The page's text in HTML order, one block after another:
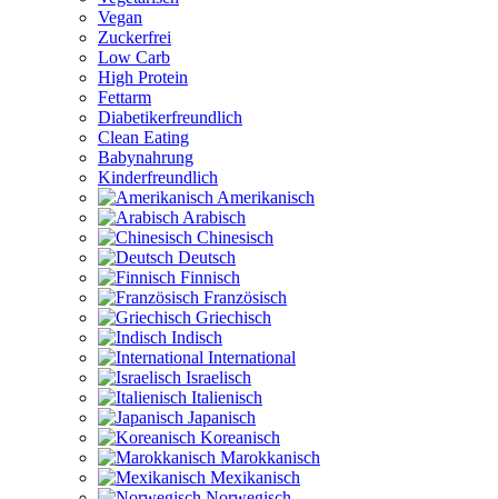
Vegan
Zuckerfrei
Low Carb
High Protein
Fettarm
Diabetikerfreundlich
Clean Eating
Babynahrung
Kinderfreundlich
Amerikanisch
Arabisch
Chinesisch
Deutsch
Finnisch
Französisch
Griechisch
Indisch
International
Israelisch
Italienisch
Japanisch
Koreanisch
Marokkanisch
Mexikanisch